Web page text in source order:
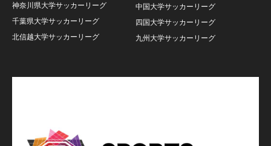
神奈川県大学サッカーリーグ
千葉県大学サッカーリーグ
北信越大学サッカーリーグ
中国大学サッカーリーグ
四国大学サッカーリーグ
九州大学サッカーリーグ